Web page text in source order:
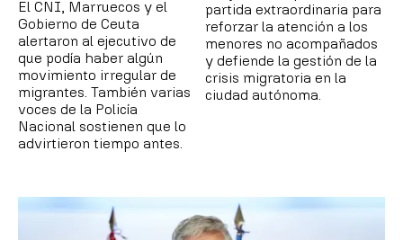
El CNI, Marruecos y el
Gobierno de Ceuta
alertaron al ejecutivo de
que podía haber algún
movimiento irregular de
migrantes. También varias
voces de la Policía
Nacional sostienen que lo
advirtieron tiempo antes.
partida extraordinaria para
reforzar la atención a los
menores no acompañados
y defiende la gestión de la
crisis migratoria en la
ciudad autónoma.